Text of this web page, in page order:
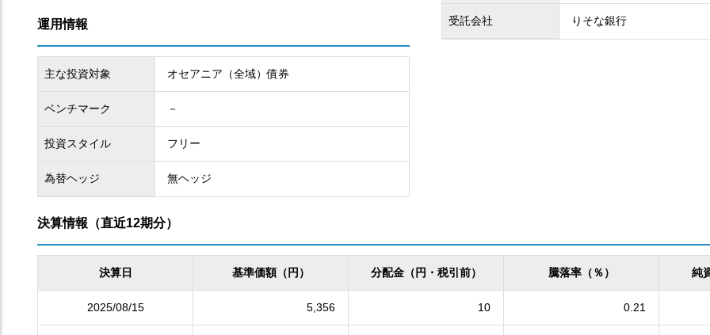
運用情報
主な投資対象 オセアニア（全域）債券
ベンチマーク －
投資スタイル フリー
為替ヘッジ 無ヘッジ
受託会社 りそな銀行
決算情報（直近12期分）
決算日 基準価額（円） 分配金（円・税引前） 騰落率（％） 純
2025/08/15 5,356 10 0.21